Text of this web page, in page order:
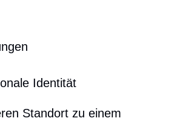
Identität
Standort zu einem